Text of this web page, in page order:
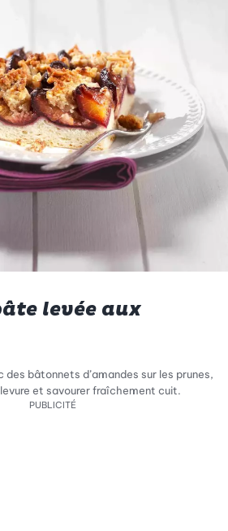
levée aux
des bâtonnets d’amandes sur les prunes,
et savourer fraîchement cuit.
PUBLICITÉ